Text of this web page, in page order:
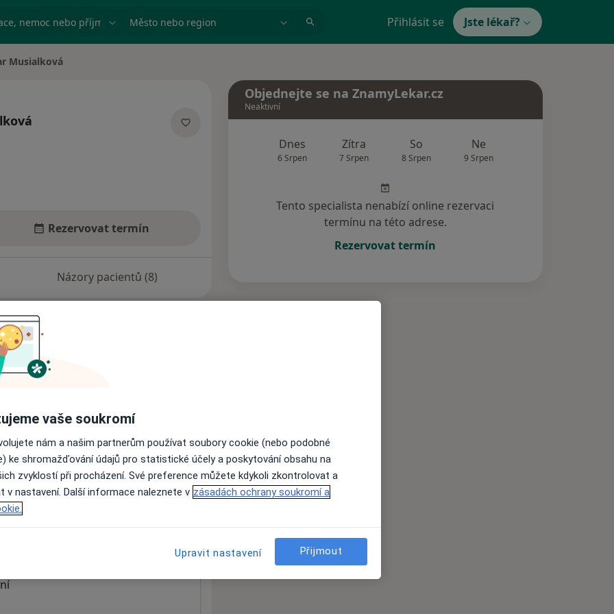
nemoc nebo příjmení Město nebo region Přihlásit se Jste lékař?
Musialková
Rezervovat termín
Názory pacientů (8)
nejsou k dispozici
informace o svých službách.
Objednejte se na ZnamyLekar.cz
Neaktivní
Dnes
6 Srpen
Zítra
7 Srpen
So
8 Srpen
Ne
9 Srpen
Tento specialista nenabízí online rezervaci
termínu na této adrese.
Rezervovat termín
vaše soukromí
nám a našim partnerům používat soubory cookie (nebo podobné
ke shromažďování údajů pro statistické účely a poskytování obsahu na
zvyklostí při procházení. Své preference můžete kdykoli zkontrolovat a
v nastavení. Další informace naleznete v zásadách ochrany soukromí a
Upravit nastavení Přijmout